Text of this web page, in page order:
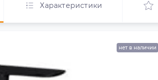
Характеристики
нет в наличии